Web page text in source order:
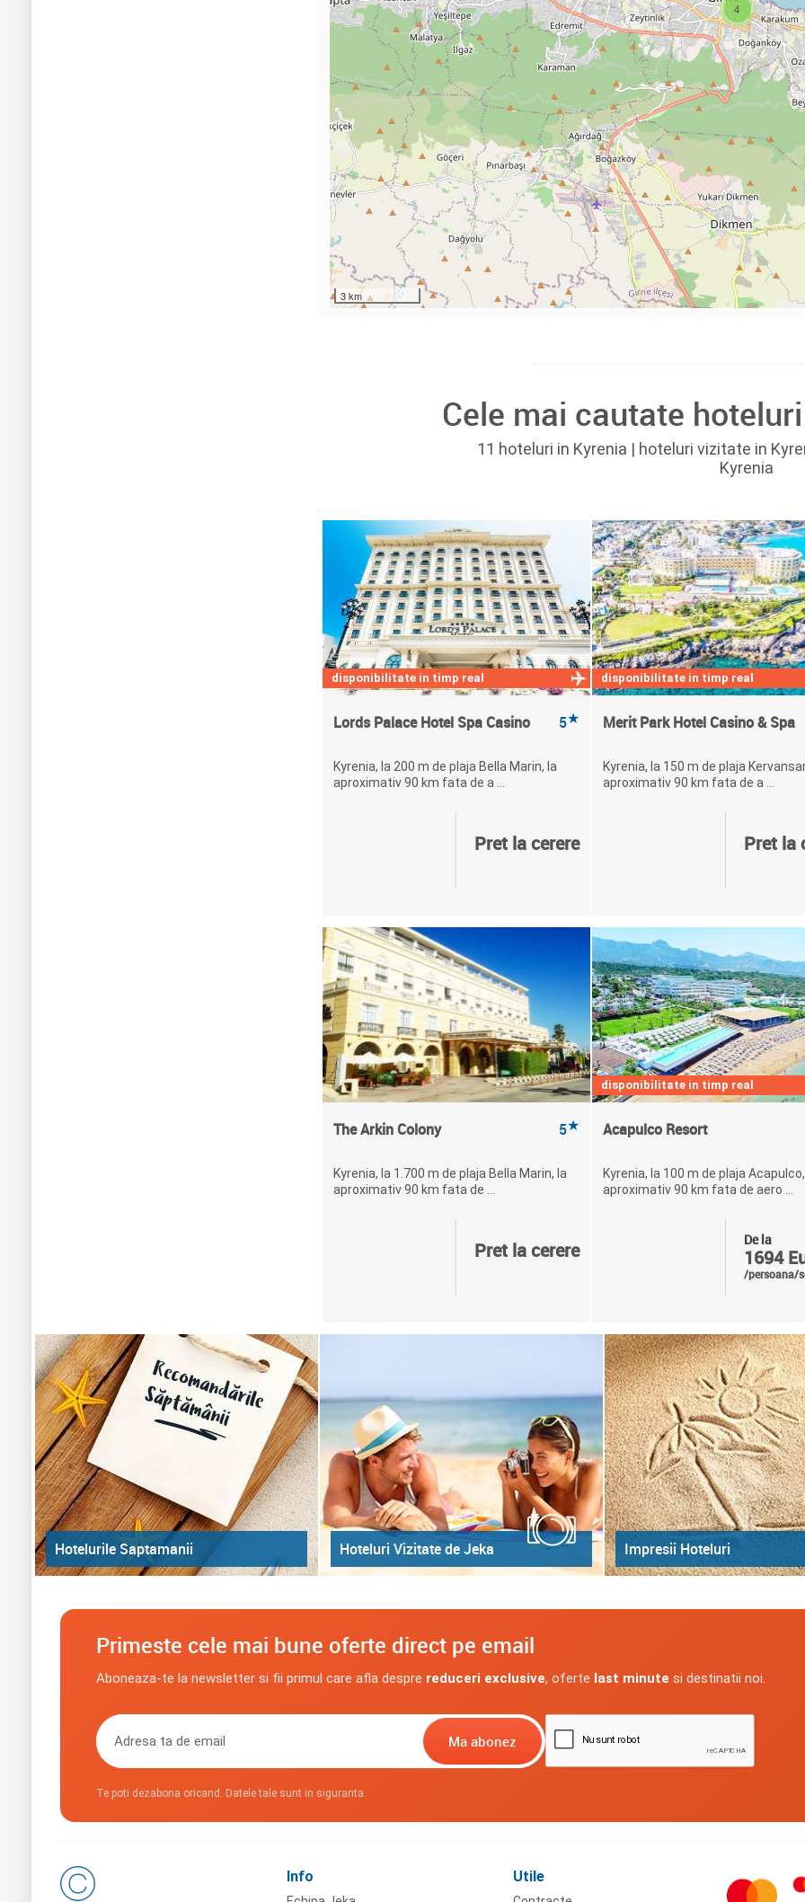
4
3 km
Cele mai cautate
11 hoteluri in Kyrenia | hoteluri vizitate in
Kyrenia
disponibilitate in timp real
Lords Palace Hotel Spa Casino 5★
Kyrenia, la 200 m de plaja Bella Marin, la
aproximativ 90 km fata de a ...
Pret la cerere
disponibilitate in timp real
Merit Park Hotel Casino & Spa
Kyrenia, la 150 m de plaja
aproximativ 90 km fata de a ...
Pret la
The Arkin Colony 5★
Kyrenia, la 1.700 m de plaja Bella Marin, la
aproximativ 90 km fata de ...
Pret la cerere
disponibilitate in timp real
Acapulco Resort
Kyrenia, la 100 m de plaja
aproximativ 90 km fata de aero ...
De la
1694
/persoana/
Hotelurile Saptamanii Hoteluri Vizitate de Jeka Impresii Hoteluri
Primeste cele mai bune oferte direct pe email
Aboneaza-te la newsletter si fii primul care afla despre reduceri exclusive, oferte last minute si destinatii noi.
Te poti dezabona oricand. Datele tale sunt in siguranta.
Info Utile